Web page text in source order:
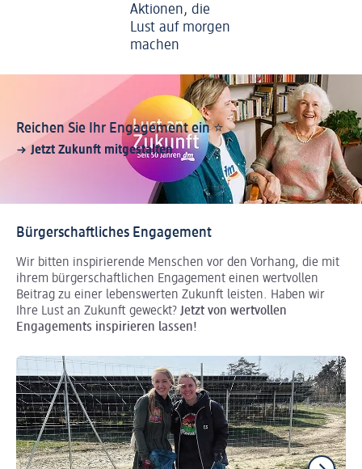
Aktionen, die
Lust auf morgen
machen
Reichen Sie Ihr Engagement ein ⭐️
Jetzt Zukunft mitgestalten
Bürgerschaftliches Engagement
Wir bitten inspirierende Menschen vor den Vorhang, die mit
ihrem bürgerschaftlichen Engagement einen wertvollen
Beitrag zu einer lebenswerten Zukunft leisten. Haben wir
Ihre Lust an Zukunft geweckt? Jetzt von wertvollen
Engagements inspirieren lassen!